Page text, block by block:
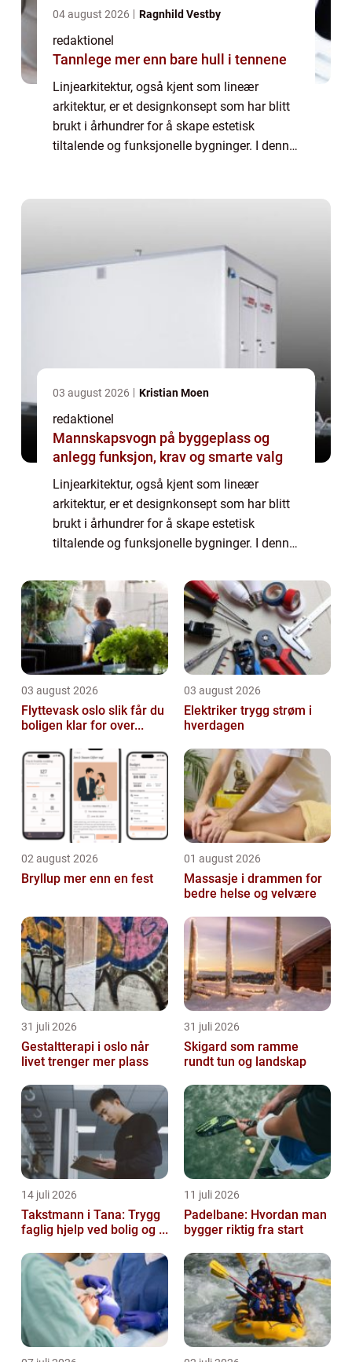
04 august 2026 Ragnhild Vestby
redaktionel
Tannlege mer enn bare hull i tennene
Linjearkitektur, også kjent som lineær
arkitektur, er et designkonsept som har blitt
brukt i århundrer for å skape estetisk
tiltalende og funksjonelle bygninger. I denne
03 august 2026 Kristian Moen
redaktionel
Mannskapsvogn på byggeplass og
anlegg funksjon, krav og smarte valg
Linjearkitektur, også kjent som lineær
arkitektur, er et designkonsept som har blitt
brukt i århundrer for å skape estetisk
tiltalende og funksjonelle bygninger. I denne
faktisk er, de ulike typene som f...
03 august 2026
Flyttevask oslo slik får du
boligen klar for over...
03 august 2026
Elektriker trygg strøm i
hverdagen
02 august 2026
Bryllup mer enn en fest
01 august 2026
Massasje i drammen for
bedre helse og velvære
31 juli 2026
Gestaltterapi i oslo når
livet trenger mer plass
31 juli 2026
Skigard som ramme
rundt tun og landskap
14 juli 2026
Takstmann i Tana: Trygg
faglig hjelp ved bolig og ...
11 juli 2026
Padelbane: Hvordan man
bygger riktig fra start